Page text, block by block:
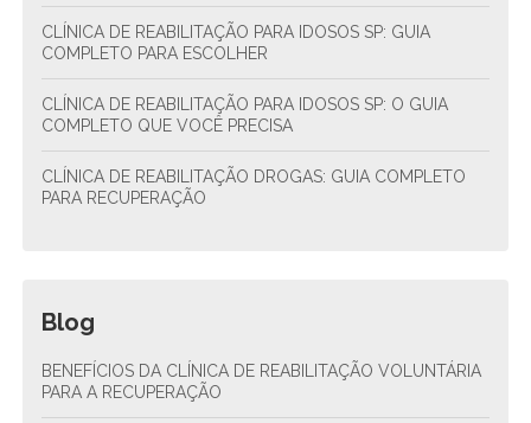
CLÍNICA DE REABILITAÇÃO PARA IDOSOS SP: GUIA
COMPLETO PARA ESCOLHER
CLÍNICA DE REABILITAÇÃO PARA IDOSOS SP: O GUIA
COMPLETO QUE VOCÊ PRECISA
CLÍNICA DE REABILITAÇÃO DROGAS: GUIA COMPLETO
PARA RECUPERAÇÃO
Blog
BENEFÍCIOS DA CLÍNICA DE REABILITAÇÃO VOLUNTÁRIA
PARA A RECUPERAÇÃO